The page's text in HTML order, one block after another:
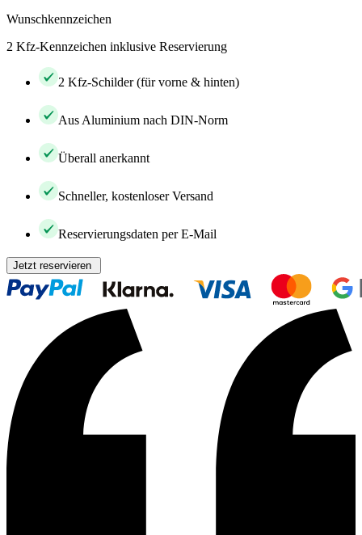
Wunschkennzeichen
2 Kfz-Kennzeichen inklusive Reservierung
2 Kfz-Schilder (für vorne & hinten)
Aus Aluminium nach DIN-Norm
Überall anerkannt
Schneller, kostenloser Versand
Reservierungsdaten per E-Mail
Jetzt reservieren